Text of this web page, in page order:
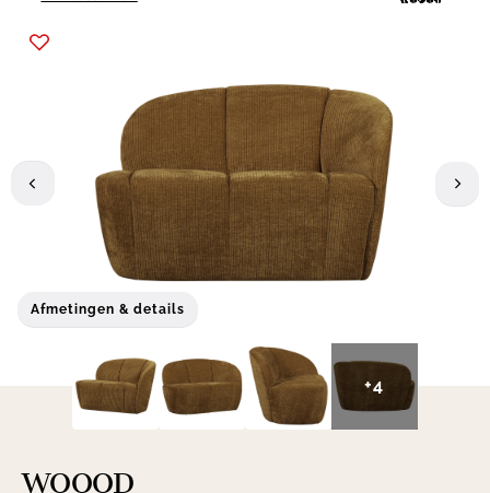
Afmetingen & details
+4
WOOOD